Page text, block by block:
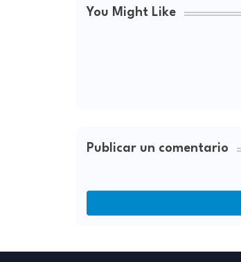
You Might Like
Publicar un comentario